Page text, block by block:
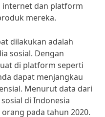
dan platform
mereka.
dilakukan adalah
sosial. Dengan
di platform seperti
dapat menjangkau
Menurut data dari
di Indonesia
pada tahun 2020.